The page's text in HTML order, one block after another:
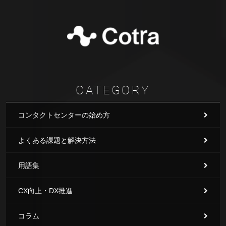
CATEGORY
コンタクトセンターの始め方
よくある課題と解決方法
用語集
CX向上・DX推進
コラム